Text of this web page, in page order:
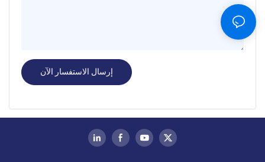
إرسال الاستفسار الآن